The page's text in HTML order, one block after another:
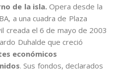
de la isla. Opera desde la
a una cuadra de Plaza
creada el 6 de mayo de 2003
Duhalde que creció
económicos
. Sus fondos, declarados